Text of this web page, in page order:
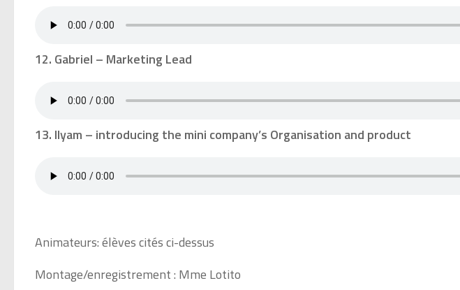
12. Gabriel – Marketing Lead
13. Ilyam – introducing the mini company’s Organisation and product
Animateurs: élèves cités ci-dessus
Montage/enregistrement : Mme Lotito